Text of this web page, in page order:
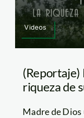
Videos
(Reportaje)
riqueza de
Madre de